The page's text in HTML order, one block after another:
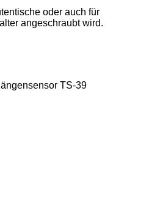
oder auch für
angeschraubt wird.
TS-39